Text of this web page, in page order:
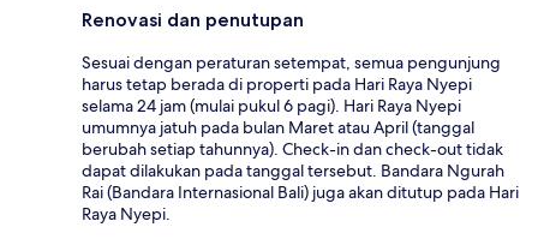
Renovasi dan penutupan
Sesuai dengan peraturan setempat, semua pengunjung
harus tetap berada di properti pada Hari Raya Nyepi
selama 24 jam (mulai pukul 6 pagi). Hari Raya Nyepi
umumnya jatuh pada bulan Maret atau April (tanggal
berubah setiap tahunnya). Check-in dan check-out tidak
dapat dilakukan pada tanggal tersebut. Bandara Ngurah
Rai (Bandara Internasional Bali) juga akan ditutup pada Hari
Raya Nyepi.